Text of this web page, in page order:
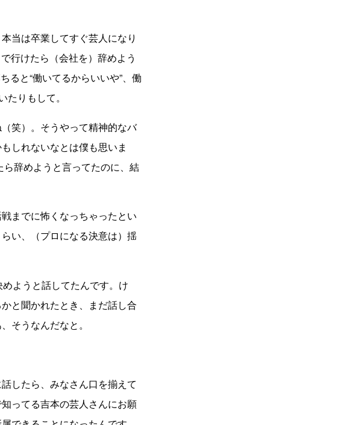
当は卒業してすぐ芸人になり
行けたら（会社を）辞めよう
ると“働いてるからいいや”、働
たりもして。
笑）。そうやって精神的なバ
しれないなとは僕も思いま
ら辞めようと言ってたのに、結
までに怖くなっちゃったとい
い、
（プロになる決意は）揺
ようと話してたんです。け
と聞かれたとき、まだ話し合
そうなんだなと。
したら、みなさん口を揃えて
ってる吉本の芸人さんにお願